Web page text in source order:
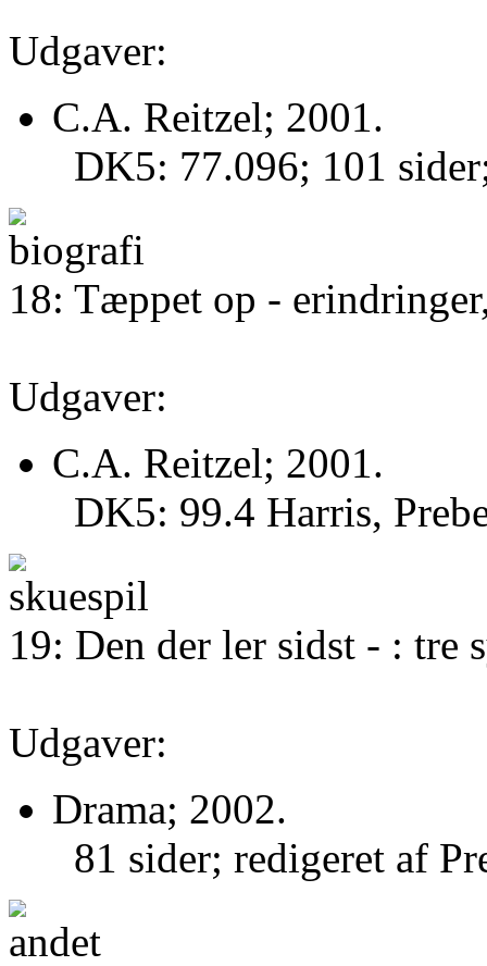
Udgaver:
C.A. Reitzel; 2001.
DK5: 77.096; 101
18: Tæppet op -
Udgaver:
C.A. Reitzel; 2001.
DK5: 99.4 Harris,
19: Den der ler sidst - : tre
Udgaver:
Drama; 2002.
81 sider; redigeret af